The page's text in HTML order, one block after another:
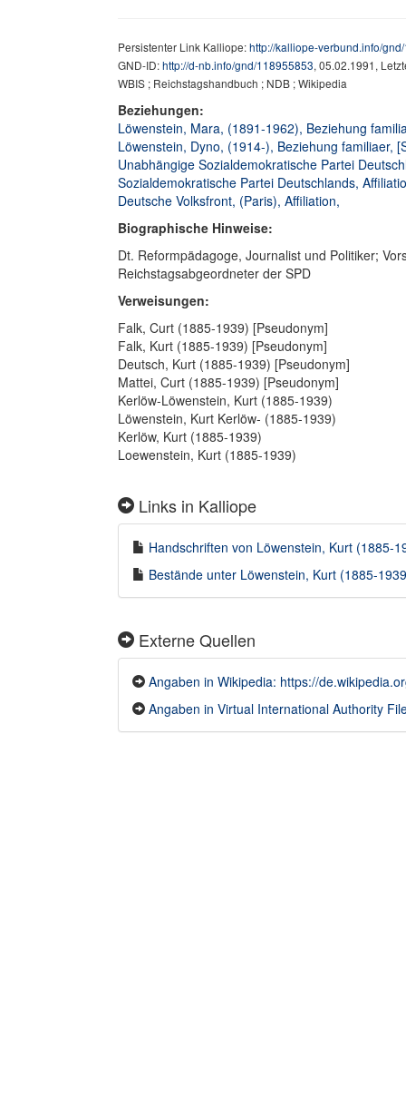
Persistenter Link Kalliope:http://kalliope-verbund.info/
GND-ID:http://d-nb.info/gnd/118955853, 05.02.1991,
WBIS ; Reichstagshandbuch ; NDB ; Wikipedia
Beziehungen:
Löwenstein, Mara, (1891-1962), Beziehung
Löwenstein, Dyno, (1914-), Beziehung familiaer,
Unabhängige Sozialdemokratische Partei
Sozialdemokratische Partei Deutschlands,
Deutsche Volksfront, (Paris), Affiliation,
Biographische Hinweise:
Dt. Reformpädagoge, Journalist und Politiker;
Reichstagsabgeordneter der SPD
Verweisungen:
Falk, Curt (1885-1939) [Pseudonym]
Falk, Kurt (1885-1939) [Pseudonym]
Deutsch, Kurt (1885-1939) [Pseudonym]
Mattei, Curt (1885-1939) [Pseudonym]
Kerlöw-Löwenstein, Kurt (1885-1939)
Löwenstein, Kurt Kerlöw- (1885-1939)
Kerlöw, Kurt (1885-1939)
Loewenstein, Kurt (1885-1939)
Links in Kalliope
Handschriften von Löwenstein, Kurt (1885-
Bestände unter Löwenstein, Kurt (1885-
Externe Quellen
Angaben in Wikipedia: https://
Angaben in Virtual International Authority